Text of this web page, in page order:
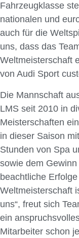
Fahrzeugklasse
nationalen und
auch für die
uns, dass das
Weltmeisterschaft
von Audi Sport
Die Mannschaft
LMS seit 2010 in
Meisterschaften
in dieser Saison
Stunden von Spa
sowie dem
beachtliche
Weltmeisterschaft
uns“, freut sich
ein
Mitarbeiter schon